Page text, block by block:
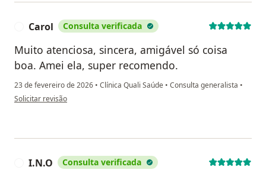
Carol Consulta verificada
Muito atenciosa, sincera, amigável só coisa
boa. Amei ela, super recomendo.
23 de fevereiro de 2026 • Clínica Quali Saúde • Consulta generalista •
na opinião do utilizador Carol
Solicitar revisão
I.N.O Consulta verificada